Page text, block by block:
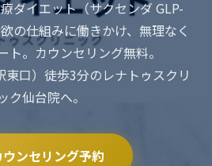
ダイエット（サクセンダ GLP-
の仕組みに働きかけ、無理なく
ト。カウンセリング無料。
口）徒歩3分のレナトゥスクリ
ク仙台院へ。
ンセリング予約